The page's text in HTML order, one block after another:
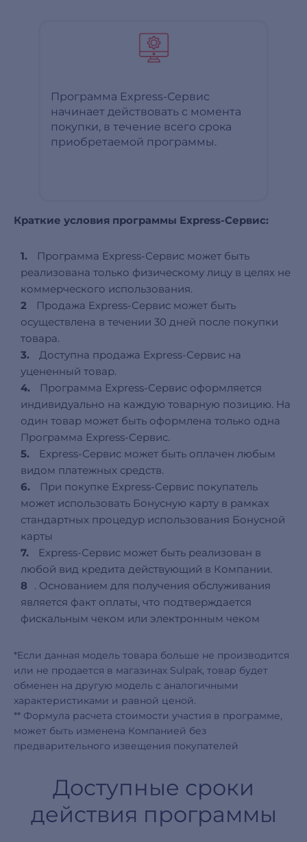
Программа Express-Сервис
начинает действовать с момента
покупки, в течение всего срока
приобретаемой программы.
Краткие условия программы Express-Сервис:
1.
Программа Express-Сервис может быть
реализована только физическому лицу в целях не
коммерческого использования.
2
Продажа Express-Сервис может быть
осуществлена в течении 30 дней после покупки
товара.
3.
Доступна продажа Express-Сервис на
уцененный товар.
4.
Программа Express-Сервис оформляется
индивидуально на каждую товарную позицию. На
один товар может быть оформлена только одна
Программа Express-Сервис.
5.
Express-Сервис может быть оплачен любым
видом платежных средств.
6.
При покупке Express-Сервис покупатель
может использовать Бонусную карту в рамках
стандартных процедур использования Бонусной
карты
7.
Express-Сервис может быть реализован в
любой вид кредита действующий в Компании.
8
. Основанием для получения обслуживания
является факт оплаты, что подтверждается
фискальным чеком или электронным чеком
*Если данная модель товара больше не производится
или не продается в магазинах Sulpak, товар будет
обменен на другую модель с аналогичными
характеристиками и равной ценой.
** Формула расчета стоимости участия в программе,
может быть изменена Компанией без
предварительного извещения покупателей
Доступные сроки
действия программы